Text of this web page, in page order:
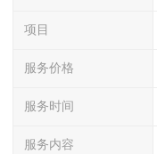
项目
服务价格
服务时间
服务内容